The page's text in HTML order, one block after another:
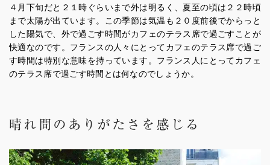
４月下旬だと２１時ぐらいまで外は明るく、夏至の頃は２２時頃
まで太陽が出ています。この季節は気温も２０度前後でからっと
した陽気で、外で過ごす時間がカフェのテラス席で過ごすことが
快適なのです。フランスの人々にとってカフェのテラス席で過ご
す時間は特別な意味を持っています。フランス人にとってカフェ
のテラス席で過ごす時間とは何なのでしょうか。
晴れ間のありがたさを感じる